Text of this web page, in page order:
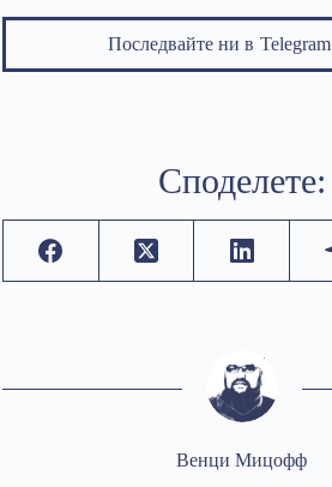
Последвайте ни в Telegram
Споделете:
Венци Мицофф